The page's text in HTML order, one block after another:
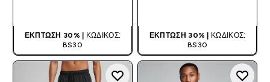
ΈΚΠΤΩΣΗ 30% |
ΚΩΔΙΚΌΣ:
BS30
ΈΚΠΤΩΣΗ 30% |
ΚΩΔΙΚΌΣ:
BS30